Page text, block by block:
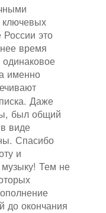
это
время
именно
Даже
был общий
виде
Спасибо
и
Тем не
до окончания